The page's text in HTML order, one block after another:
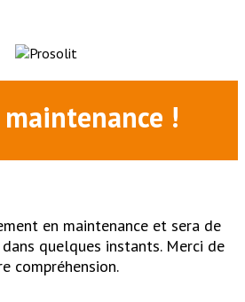
!
en maintenance et sera de
quelques instants. Merci de
compréhension.